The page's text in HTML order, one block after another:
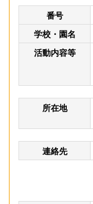
番号
学校・園名
活動内容等
所在地
連絡先